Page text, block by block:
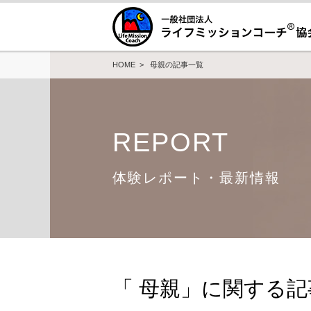
HOME > 母親の記事一覧
REPORT
体験レポート・最新情報
「 母親」に関する